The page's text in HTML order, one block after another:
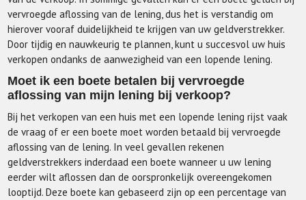
vervroegde aflossing van de lening, dus het is verstandig om
hierover vooraf duidelijkheid te krijgen van uw geldverstrekker.
Door tijdig en nauwkeurig te plannen, kunt u succesvol uw huis
verkopen ondanks de aanwezigheid van een lopende lening.
Moet ik een boete betalen bij vervroegde
aflossing van mijn lening bij verkoop?
Bij het verkopen van een huis met een lopende lening rijst vaak
de vraag of er een boete moet worden betaald bij vervroegde
aflossing van de lening. In veel gevallen rekenen
geldverstrekkers inderdaad een boete wanneer u uw lening
eerder wilt aflossen dan de oorspronkelijk overeengekomen
looptijd. Deze boete kan gebaseerd zijn op een percentage van